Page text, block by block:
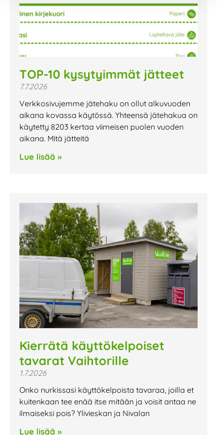
TOP-10 kysytyimmät jätteet
7.7.2026
Verkkosivujemme jätehaku on ollut alkuvuoden
aikana kovassa käytössä. Yhteensä jätehakua on
käytetty 8203 kertaa viimeisen puolen vuoden
aikana. Mitä jätteitä
Lue lisää »
Kierrätä käyttökelpoiset
tavarat Vaihtorille
1.7.2026
Onko nurkissasi käyttökelpoista tavaraa, joilla et
kuitenkaan tee enää itse mitään ja voisit antaa ne
ilmaiseksi pois? Ylivieskan ja Nivalan
Lue lisää »